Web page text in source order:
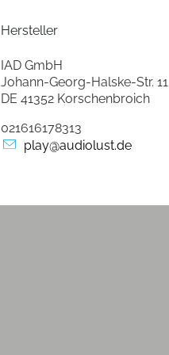
Hersteller
IAD GmbH
Johann-Georg-Halske-Str. 11
DE 41352 Korschenbroich
021616178313
play@audiolust.de